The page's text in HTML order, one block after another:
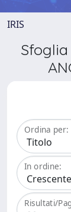
IRIS
Ordina per:
In ordine:
Risultati/